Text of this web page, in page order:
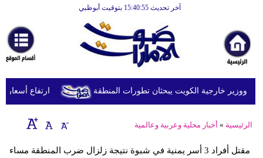
آخر تحديث 15:40:55 بتوقيت أبوظبي
أخبارعاجلة
رياضة
ثقافة
إقتصاد
ارتفاع أسعار النفط ووزير خارجية الكويت يبحثان تطورات المنطقة
الرئيسية » أخبار محلية وعربية وعالمية
مقتل أفراد 3 أسر يمنية في شبوة نتيجة زلزال ضرب المنطقة مساء